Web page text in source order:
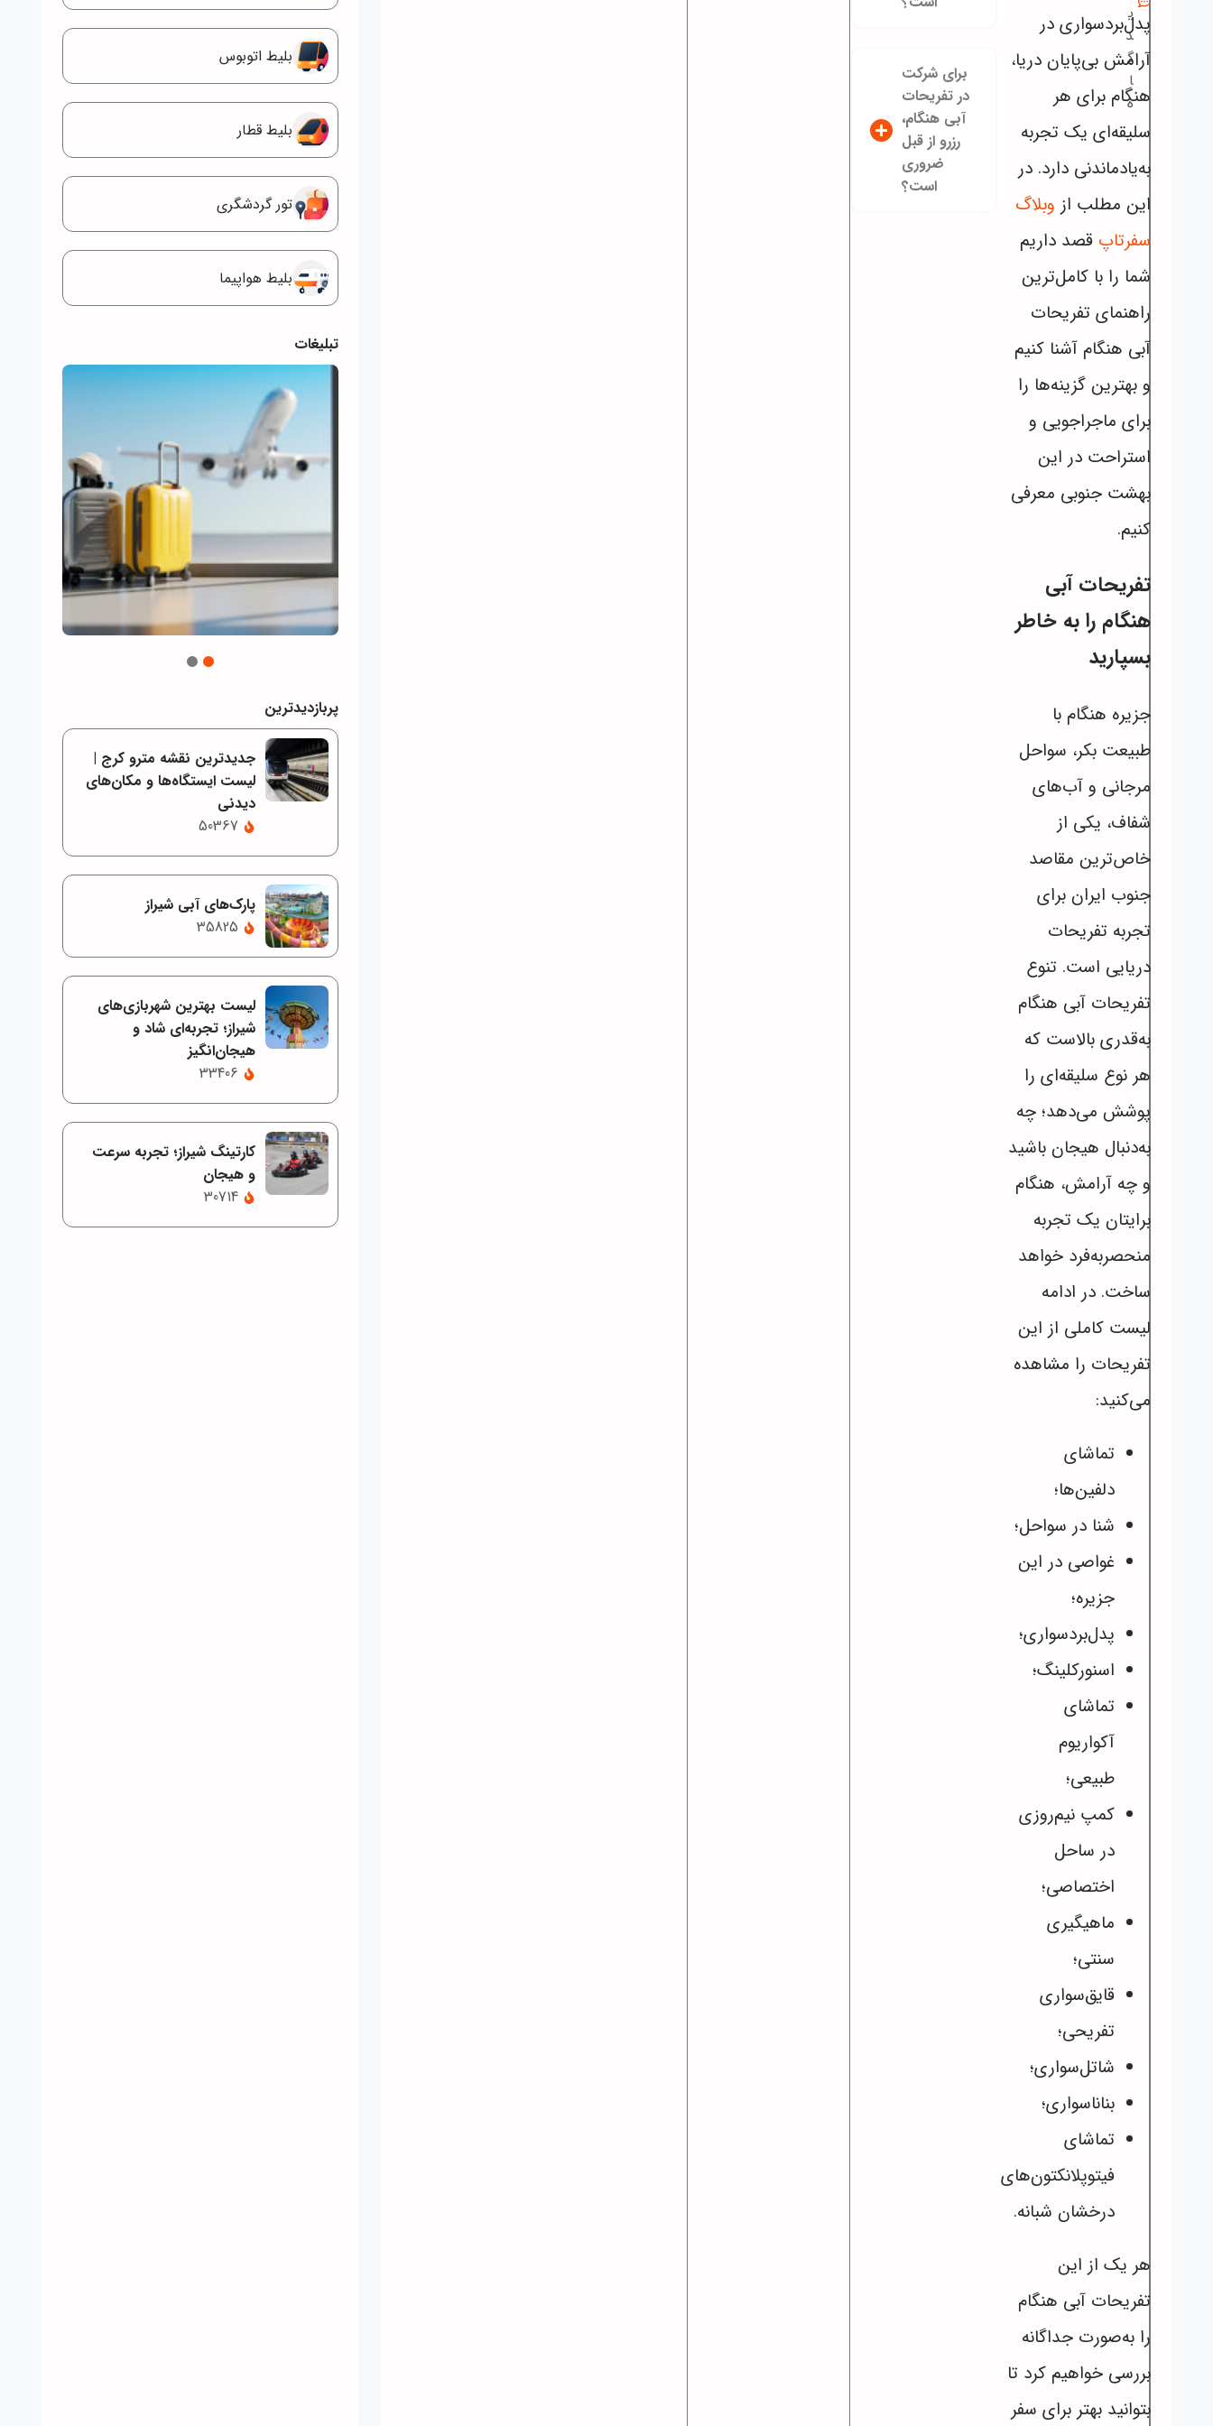
ی
د
گ
ا
ه
پدل‌برد‌سواری در
آرامش بی‌پایان دریا،
هنگام برای هر
سلیقه‌ای یک تجربه
به‌یادماندنی دارد. در
این مطلب از وبلاگ
سفرتاپ قصد داریم
شما را با کامل‌ترین
راهنمای تفریحات
آبی هنگام آشنا کنیم
و بهترین گزینه‌ها را
برای ماجراجویی و
استراحت در این
بهشت جنوبی معرفی
کنیم.
تفریحات آبی
هنگام را به خاطر
بسپارید
جزیره هنگام با
طبیعت بکر، سواحل
مرجانی و آب‌های
شفاف، یکی از
خاص‌ترین مقاصد
جنوب ایران برای
تجربه تفریحات
دریایی است. تنوع
تفریحات آبی هنگام
به‌قدری بالاست که
هر نوع سلیقه‌ای را
پوشش می‌دهد؛ چه
به‌دنبال هیجان باشید
و چه آرامش، هنگام
برایتان یک تجربه
منحصربه‌فرد خواهد
ساخت. در ادامه
لیست کاملی از این
تفریحات را مشاهده
می‌کنید:
تماشای
دلفین‌ها؛
شنا در سواحل؛
غواصی در این
جزیره؛
پدل‌بردسواری؛
اسنورکلینگ؛
تماشای
آکواریوم
طبیعی؛
کمپ نیم‌روزی
در ساحل
اختصاصی؛
ماهیگیری
سنتی؛
قایق‌سواری
تفریحی؛
شاتل‌سواری؛
بناناسواری؛
تماشای
فیتوپلانکتون‌های
درخشان شبانه.
هر یک از این
تفریحات آبی هنگام
را به‌صورت جداگانه
بررسی خواهیم کرد تا
بتوانید بهتر برای سفر
برای شرکت
در تفریحات
آبی هنگام،
رزرو از قبل
ضروری
است؟
بلیط اتوبوس
بلیط قطار
تور گردشگری
بلیط هواپیما
تبلیغات
پربازدیدترین
جدیدترین نقشه مترو کرج |
لیست ایستگاه‌ها و مکان‌های
دیدنی
50367
پارک‌های آبی شیراز
35825
لیست بهترین شهربازی‌های
شیراز؛ تجربه‌ای شاد و
هیجان‌انگیز
33406
کارتینگ شیراز؛ تجربه سرعت
و هیجان
30714